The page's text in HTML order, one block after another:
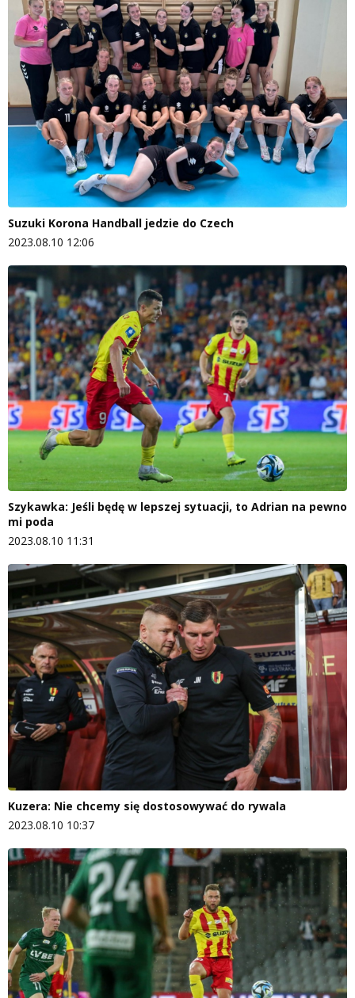
Suzuki Korona Handball jedzie do Czech
2023.08.10 12:06
Szykawka: Jeśli będę w lepszej sytuacji, to Adrian na pewno
mi poda
2023.08.10 11:31
Kuzera: Nie chcemy się dostosowywać do rywala
2023.08.10 10:37